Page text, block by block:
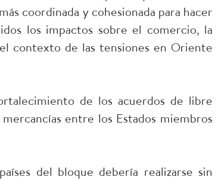
coordinada y cohesionada para hacer
los impactos sobre el comercio, la
contexto de las tensiones en Oriente
de los acuerdos de libre
entre los Estados miembros
del bloque debería realizarse sin